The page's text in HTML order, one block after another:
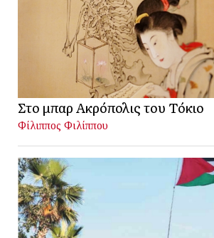
Στο μπαρ Ακρόπολις του Τόκιο
Φίλιππος Φιλίππου